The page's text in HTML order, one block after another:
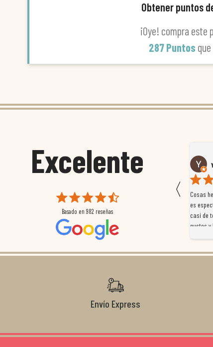
Obtener puntos
¡Oye! compra este
287 Puntos
Excelente
Basado en 982 reseñas
〈
Susana García Luis
Magnífica atención al cliente. Tuvimos un pequeño
retraso en el pedido y desde el minuto uno se
preocuparon por ayudarnos en todo. Gracias a Sergio,
magnífico gestor... atento, amable, un servicio de 10.
Gracias de nuevo por todo!
Cosas
es
casi de
gustos
Envío Express